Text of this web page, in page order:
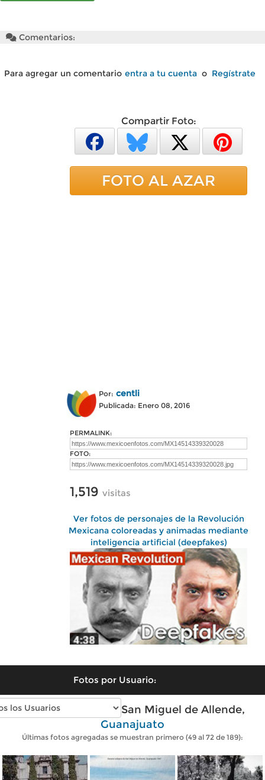
Comentarios:
Para agregar un comentario entra a tu cuenta o Regístrate
Compartir Foto:
FOTO AL AZAR
Por: centli
Publicada: Enero 08, 2016
PERMALINK:
FOTO:
1,519 visitas
Ver fotos de personajes de la Revolución
Mexicana coloreadas y animadas mediante
inteligencia artificial (deepfakes)
Fotos por Usuario:
Fotos antiguas de San Miguel de Allende,
Guanajuato
Últimas fotos agregadas se muestran primero (49 al 72 de 189):